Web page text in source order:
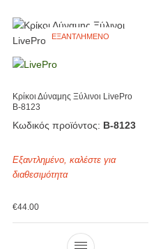
ΕΞΑΝΤΛΗΜΈΝΟ
Κρίκοι Δύναμης Ξύλινοι LivePro
Β-8123
Κωδικός προϊόντος: Β-8123
Εξαντλημένο, καλέστε για
διαθεσιμότητα
€44.00